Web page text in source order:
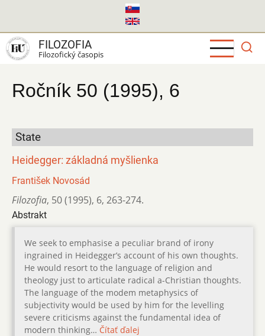
hlavný
obsah
FILOZOFIA
Filozofický časopis
Ročník 50 (1995), 6
State
Heidegger: základná myšlienka
František Novosád
Filozofia, 50 (1995), 6, 263-274.
Abstrakt
We seek to emphasise a peculiar brand of irony
ingrained in Heidegger’s account of his own thoughts.
He would resort to the language of religion and
theology just to articulate radical a-Christian thoughts.
The language of the modem metaphysics of
subjectivity would be used by him for the levelling
severe criticisms against the fundamental idea of
modern thinking… Čítať ďalej